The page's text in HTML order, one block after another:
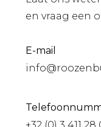
en vraag een
E-mail